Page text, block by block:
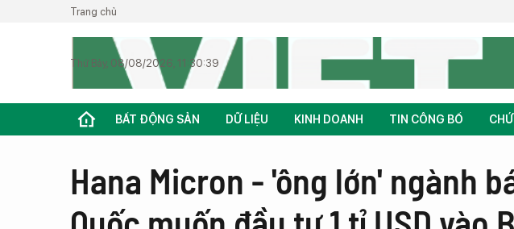
Trang chủ
Thứ Bảy, 08/08/2026, 11:30:39
BẤT ĐỘNG SẢN DỮ LIỆU KINH DOANH TIN CÔNG BỐ
Hana Micron - 'ông lớn' ngành